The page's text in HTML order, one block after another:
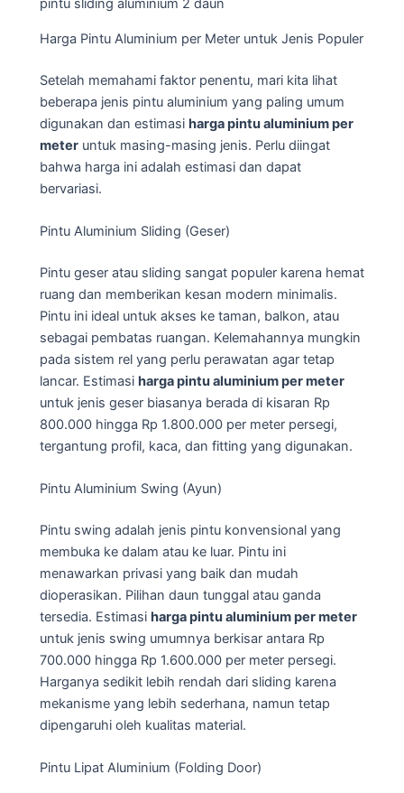
pintu sliding aluminium 2 daun
Harga Pintu Aluminium per Meter untuk Jenis Populer
Setelah memahami faktor penentu, mari kita lihat
beberapa jenis pintu aluminium yang paling umum
digunakan dan estimasi harga pintu aluminium per
meter untuk masing-masing jenis. Perlu diingat
bahwa harga ini adalah estimasi dan dapat
bervariasi.
Pintu Aluminium Sliding (Geser)
Pintu geser atau sliding sangat populer karena hemat
ruang dan memberikan kesan modern minimalis.
Pintu ini ideal untuk akses ke taman, balkon, atau
sebagai pembatas ruangan. Kelemahannya mungkin
pada sistem rel yang perlu perawatan agar tetap
lancar. Estimasi harga pintu aluminium per meter
untuk jenis geser biasanya berada di kisaran Rp
800.000 hingga Rp 1.800.000 per meter persegi,
tergantung profil, kaca, dan fitting yang digunakan.
Pintu Aluminium Swing (Ayun)
Pintu swing adalah jenis pintu konvensional yang
membuka ke dalam atau ke luar. Pintu ini
menawarkan privasi yang baik dan mudah
dioperasikan. Pilihan daun tunggal atau ganda
tersedia. Estimasi harga pintu aluminium per meter
untuk jenis swing umumnya berkisar antara Rp
700.000 hingga Rp 1.600.000 per meter persegi.
Harganya sedikit lebih rendah dari sliding karena
mekanisme yang lebih sederhana, namun tetap
dipengaruhi oleh kualitas material.
Pintu Lipat Aluminium (Folding Door)